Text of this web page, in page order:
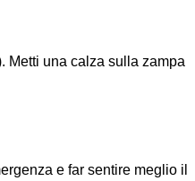
Metti una calza sulla zampa
e far sentire meglio il